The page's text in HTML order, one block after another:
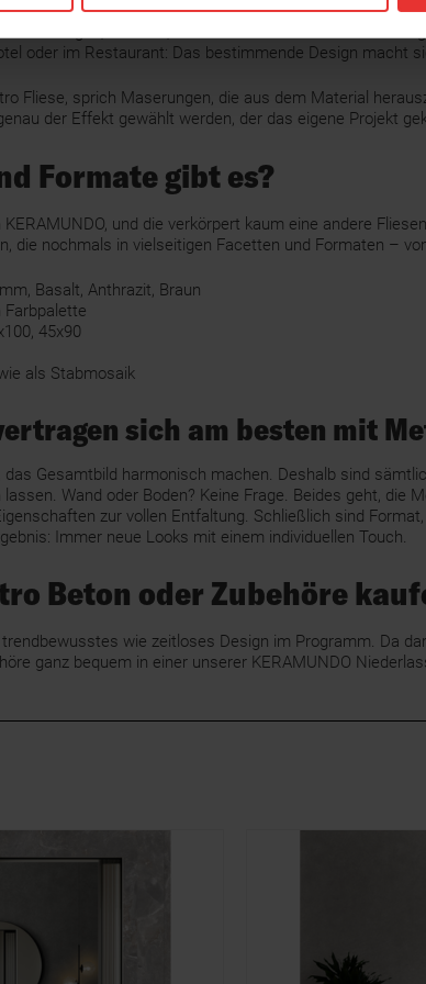
flexiblen, vor allem aber zeitlosen
oder im Restaurant: Das bestimmende Design macht
Fliese, sprich Maserungen, die aus dem Material
der Effekt gewählt werden, der das eigene Projekt
Formate gibt es?
und die verkörpert kaum eine andere
die nochmals in vielseitigen Facetten und Formaten –
Basalt, Anthrazit, Braun
45x90
als Stabmosaik
sich am besten mit
Gesamtbild harmonisch machen. Deshalb sind
Wand oder Boden? Keine Frage. Beides geht, die
zur vollen Entfaltung. Schließlich sind
Immer neue Looks mit einem individuellen Touch.
Beton oder Zubehöre
wie zeitloses Design im Programm. Da
ganz bequem in einer unserer KERAMUNDO